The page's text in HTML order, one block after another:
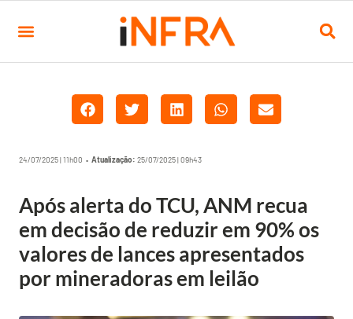
24/07/2025 | 11h00 • Atualização: 25/07/2025 | 09h43
Após alerta do TCU, ANM recua
em decisão de reduzir em 90% os
valores de lances apresentados
por mineradoras em leilão